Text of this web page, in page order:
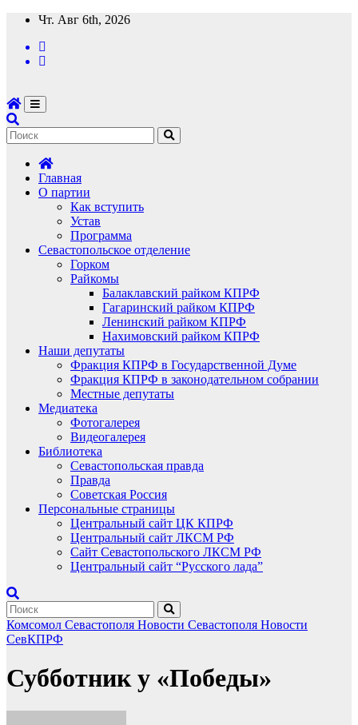
Перейти
содержимому
Чт. Авг 6th, 2026
Главная
О партии
Как вступить
Устав
Программа
Севастопольское отделение
Горком
Райкомы
Балаклавский райком КПРФ
Гагаринский райком КПРФ
Ленинский райком КПРФ
Нахимовский райком КПРФ
Наши депутаты
Фракция КПРФ в Государственной Думе
Фракция КПРФ в законодательном собрании
Местные депутаты
Медиатека
Фотогалерея
Видеогалерея
Библиотека
Севастопольская правда
Правда
Советская Россия
Персональные страницы
Центральный сайт ЦК КПРФ
Центральный сайт ЛКСМ РФ
Сайт Севастопольского ЛКСМ РФ
Центральный сайт “Русского лада”
Комсомол Севастополя Новости Севастополя Новости
СевКПРФ
Субботник у «Победы»